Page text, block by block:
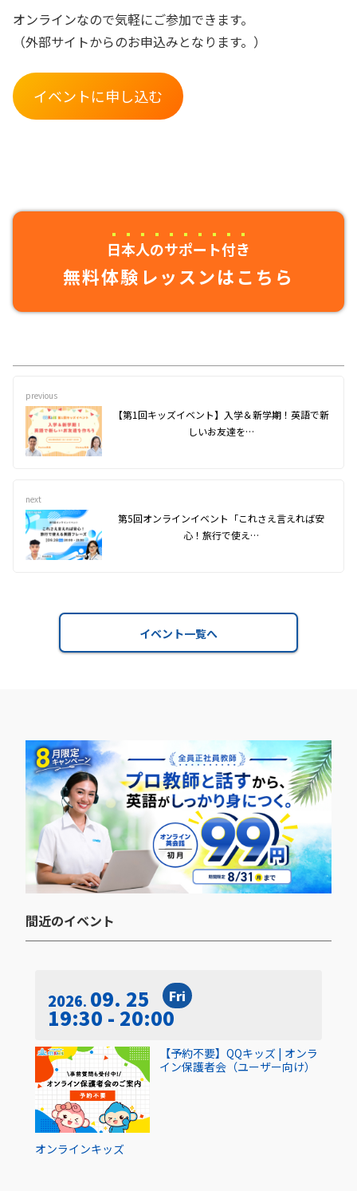
オンラインなので気軽にご参加できます。
（外部サイトからのお申込みとなります。）
イベントに申し込む
日本人のサポート付き
無料体験レッスンはこちら
previous
【第1回キッズイベント】入学＆新学期！英語で新
しいお友達を…
next
第5回オンラインイベント「これさえ言えれば安
心！旅行で使え…
イベント一覧へ
間近のイベント​
2026 09. 25 Fri
19:30 - 20:00
オンラインキッズ
【予約不要】QQキッズ | オンラ
イン保護者会（ユーザー向け）